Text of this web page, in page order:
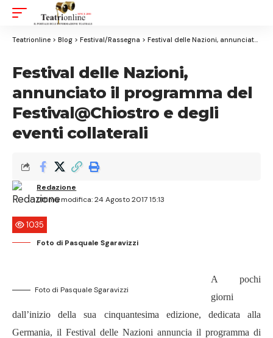
Resizer
Teatrionline > Blog > Festival/Rassegna > Festival delle Nazioni, annunciato il programma del Festival@Chiostro e degli eventi collaterali
Festival delle Nazioni,
annunciato il programma del
Festival@Chiostro e degli
eventi collaterali
Ultima modifica: 24 Agosto 2017 15:13
Redazione
1035
Foto di Pasquale Sgaravizzi
Foto di Pasquale Sgaravizzi
A pochi
giorni
dall’inizio della sua cinquantesima edizione, dedicata alla
Germania, il Festival delle Nazioni annuncia il programma di